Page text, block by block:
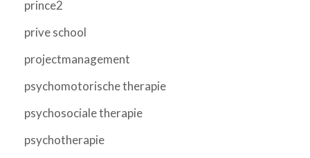
prince2
prive school
projectmanagement
psychomotorische therapie
psychosociale therapie
psychotherapie